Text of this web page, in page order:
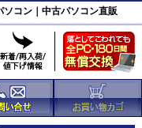
コン｜中古パソコン直販